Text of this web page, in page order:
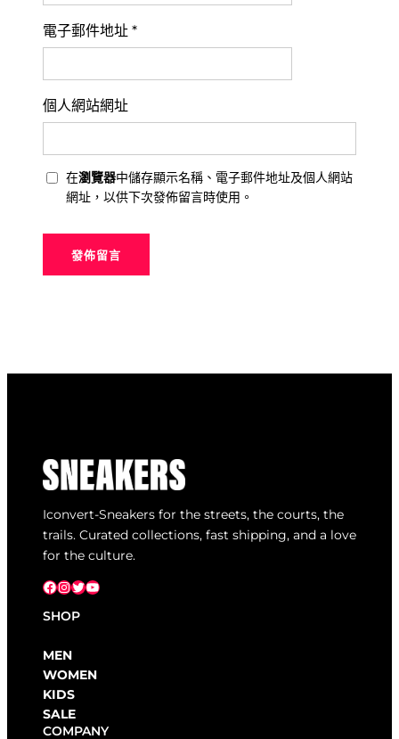
電子郵件地址 *
個人網站網址
在瀏覽器中儲存顯示名稱、電子郵件地址及個人網站
網址，以供下次發佈留言時使用。
Iconvert-Sneakers for the streets, the courts, the
trails. Curated collections, fast shipping, and a love
for the culture.
Facebook InstagramX YouTube
SHOP
MEN
WOMEN
KIDS
SALE
COMPANY